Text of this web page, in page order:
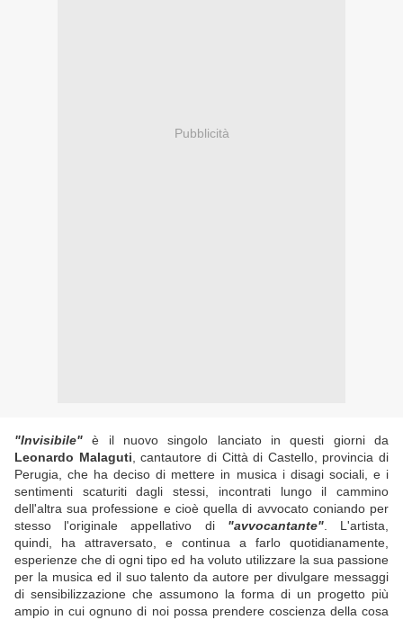
Pubblicità
"Invisibile" è il nuovo singolo lanciato in questi giorni da
Leonardo Malaguti , cantautore di Città di Castello, provincia di
Perugia, che ha deciso di mettere in musica i disagi sociali, e i
sentimenti scaturiti dagli stessi, incontrati lungo il cammino
dell'altra sua professione e cioè quella di avvocato coniando per
stesso l'originale appellativo di "avvocantante". L'artista,
quindi, ha attraversato, e continua a farlo quotidianamente,
esperienze che di ogni tipo ed ha voluto utilizzare la sua passione
per la musica ed il suo talento da autore per divulgare messaggi
di sensibilizzazione che assumono la forma di un progetto più
ampio in cui ognuno di noi possa prendere coscienza della cosa